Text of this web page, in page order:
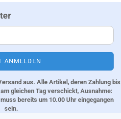
aus. Alle Artikel, deren Zahlung bis
gleichen Tag verschickt, Ausnahme:
bereits um 10.00 Uhr eingegangen
sein.